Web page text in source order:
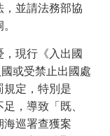
，並請法務部協
現行《入出國
或受禁止出國處
規定，特別是
，導致「既、
海巡署查獲案